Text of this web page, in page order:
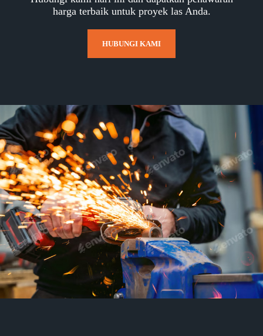
harga terbaik untuk proyek las Anda.
HUBUNGI KAMI